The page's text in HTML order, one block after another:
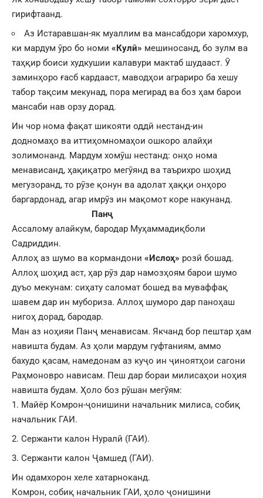
гирифтаанд.
Аз Истаравшан-як муаллим ва мансабдори харомхур,
ки мардум ӯро бо номи «Кулӣ» мешиносанд, бо зулм ва
таҳқир боиси худкушии калавури мактаб шудааст. Ӯ
заминҳоро ғасб кардааст, маводҳои аграриро ба хешу
табор тақсим мекунад, пора мегирад ва боз ҳам барои
мансаби нав орзу дорад.
Ин чор нома фақат шикояти оддӣ нестанд-ин
додномаҳо ва иттиҳомномаҳои ошкоро алайҳи
золимонанд. Мардум хомӯш нестанд: онҳо нома
менависанд, ҳақиқатро мегӯянд ва таърихро шоҳид
мегузоранд, то рӯзе қонун ва адолат ҳаққи онҳоро
баргардонад, агар имрӯз ин мақомот коре накунанд.
Панҷ
Ассалому алайкум, бародар Муҳаммадиқболи
Садриддин.
Аллоҳ аз шумо ва кормандони «Ислоҳ» розӣ бошад.
Аллоҳ шоҳид аст, ҳар рӯз дар намозҳоям барои шумо
дуъо мекунам: сиҳату саломат бошед ва муваффақ
шавем дар ин мубориза. Аллоҳ шуморо дар паноҳаш
нигоҳ дорад, бародар.
Ман аз ноҳияи Панҷ менависам. Якчанд бор пештар ҳам
навишта будам. Аз ҳоли мардум гуфтаниям, аммо
бахудо қасам, намедонам аз куҷо ин ҷиноятҳои сагони
Раҳмоновро нависам. Пеш дар бораи милисаҳои ноҳия
навишта будам. Ҳоло боз рӯшан мегӯям:
Майёр Комрон-ҷонишини начальник милиса, собиқ
начальник ГАИ.
Сержанти калон Нуралӣ (ГАИ).
Сержанти калон Ҷамшед (ГАИ).
Ин одамхорон хеле хатарноканд.
Комрон, собиқ начальник ГАИ, ҳоло ҷонишини